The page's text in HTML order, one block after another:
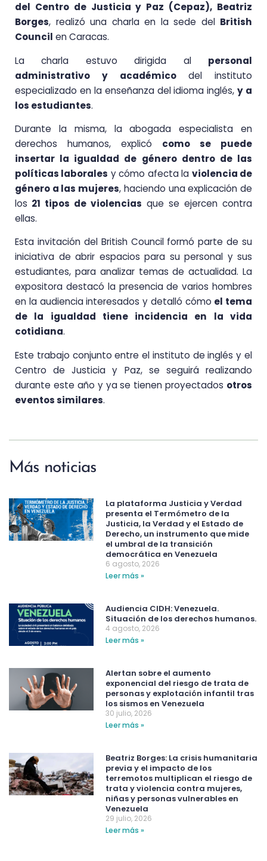
del Centro de Justicia y Paz (Cepaz), Beatriz
Borges, realizó una charla en la sede del British
Council en Caracas.
La charla estuvo dirigida al personal
administrativo y académicodel instituto
especializado en la enseñanza del idioma inglés,y a
los estudiantes.
Durante la misma, la abogada especialista en
derechos humanos, explicó como se puede
insertar la igualdad de género dentro de las
políticas laborales y cómo afecta la violencia de
género a las mujeres, haciendo una explicación de
los 21 tipos de violencias que se ejercen contra
ellas.
Esta invitación del British Council formó parte de su
iniciativa de abrir espacios para su personal y sus
estudiantes, para analizar temas de actualidad. La
expositora destacó la presencia de varios hombres
en la audiencia interesados y detalló cómo el tema
de la igualdad tiene incidencia en la vida
cotidiana.
Este trabajo conjunto entre el instituto de inglés y el
Centro de Justicia y Paz, se seguirá realizando
durante este año y ya se tienen proyectados otros
eventos similares.
Más noticias
La plataforma Justicia y Verdad
presenta el Termómetro de la
Justicia, la Verdad y el Estado de
Derecho, un instrumento que mide
el umbral de la transición
democrática en Venezuela
6 agosto, 2026
Leer más »
Audiencia CIDH: Venezuela.
Situación de los derechos humanos.
4 agosto, 2026
Leer más »
Alertan sobre el aumento
exponencial del riesgo de trata de
personas y explotación infantil tras
los sismos en Venezuela
30 julio, 2026
Leer más »
Beatriz Borges: La crisis humanitaria
previa y el impacto de los
terremotos multiplican el riesgo de
trata y violencia contra mujeres,
niñas y personas vulnerables en
Venezuela
29 julio, 2026
Leer más »